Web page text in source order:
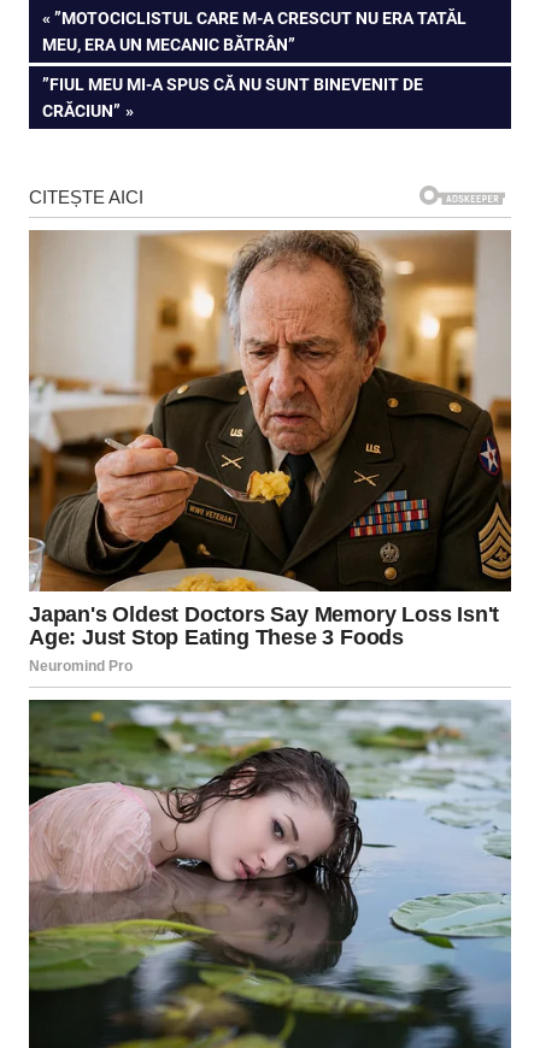
Navigare
în
articole
PREVIOUS
POST:
”MOTOCICLISTUL CARE M-A CRESCUT NU ERA TATĂL
MEU, ERA UN MECANIC BĂTRÂN”
NEXT
POST:
”FIUL MEU MI-A SPUS CĂ NU SUNT BINEVENIT DE
CRĂCIUN”